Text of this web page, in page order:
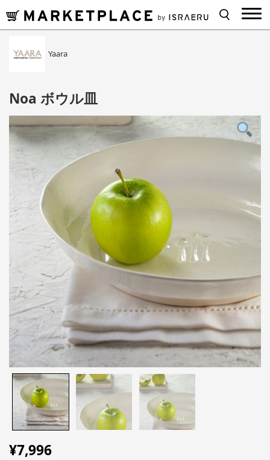
Yaara
Noa ボウル皿
¥7,996